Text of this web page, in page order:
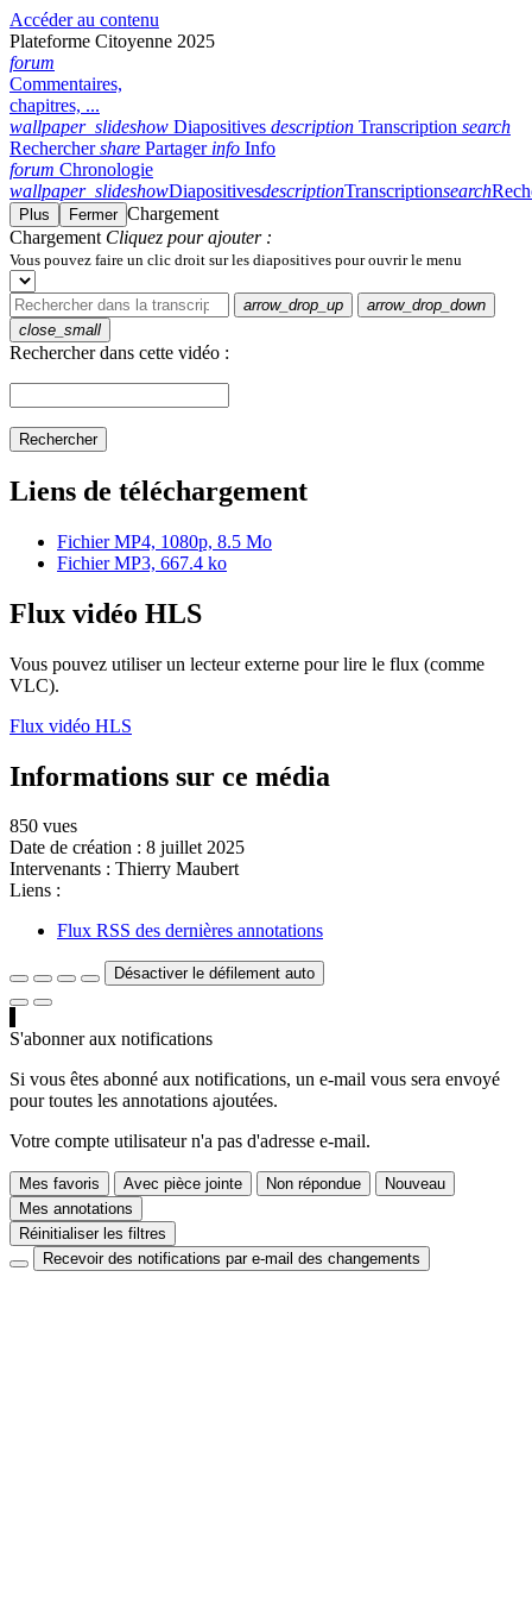
Accéder au contenu
Plateforme Citoyenne 2025
forum
Commentaires,
chapitres, ...
wallpaper_slideshow Diapositives description Transcription search
Rechercher share Partager info Info
forum Chronologie
wallpaper_slideshowDiapositivesdescriptionTranscriptionsearch
Plus Fermer Chargement
Chargement Cliquez pour ajouter :
Vous pouvez faire un clic droit sur les diapositives pour ouvrir le menu
arrow_drop_up
arrow_drop_down
close_small
Rechercher dans cette vidéo :
Rechercher
Liens de téléchargement
Fichier MP4, 1080p, 8.5 Mo
Fichier MP3, 667.4 ko
Flux vidéo HLS
Vous pouvez utiliser un lecteur externe pour lire le flux (comme
VLC).
Flux vidéo HLS
Informations sur ce média
850 vues
Date de création : 8 juillet 2025
Intervenants : Thierry Maubert
Liens :
Flux RSS des dernières annotations
Désactiver le défilement auto
S'abonner aux notifications
Si vous êtes abonné aux notifications, un e-mail vous sera envoyé
pour toutes les annotations ajoutées.
Votre compte utilisateur n'a pas d'adresse e-mail.
Mes favoris Avec pièce jointe Non répondue
Nouveau
Mes annotations
Réinitialiser les filtres
Recevoir des notifications par e-mail des changements